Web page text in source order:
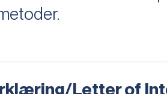
Letter of